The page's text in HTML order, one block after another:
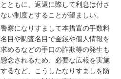
とともに、返還に際して利息は付さ
ない制度とすることが望ましい。
警察になりすまして本措置の手数料
名目や調査名目で金銭や個人情報を
求めるなどの手口の詐欺等の発生も
懸念されるため、必要な広報を実施
するなど、こうしたなりすましを防